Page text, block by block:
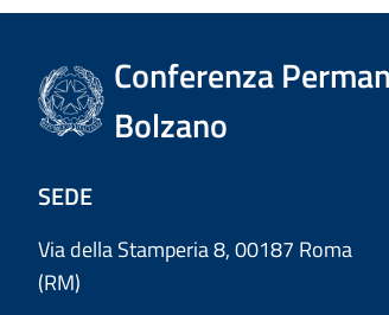
Conferenza
Bolzano
SEDE
Via della Stamperia 8, 00187 Roma
(RM)